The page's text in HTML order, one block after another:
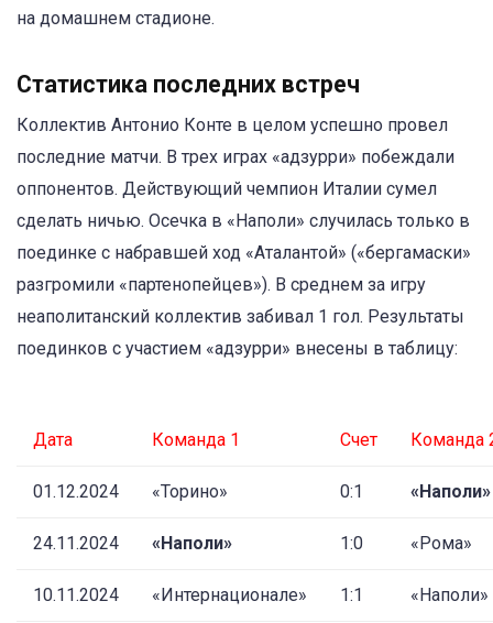
на домашнем стадионе.
Статистика последних встреч
Коллектив Антонио Конте в целом успешно провел
последние матчи. В трех играх «адзурри» побеждали
оппонентов. Действующий чемпион Италии сумел
сделать ничью. Осечка в «Наполи» случилась только в
поединке с набравшей ход «Аталантой» («бергамаски»
разгромили «партенопейцев»). В среднем за игру
неаполитанский коллектив забивал 1 гол. Результаты
поединков с участием «адзурри» внесены в таблицу:
Дата Команда 1 Счет Команда
01.12.2024 «Торино» 0:1 «Наполи»
24.11.2024 «Наполи» 1:0 «Рома»
10.11.2024 «Интернационале» 1:1 «Наполи»